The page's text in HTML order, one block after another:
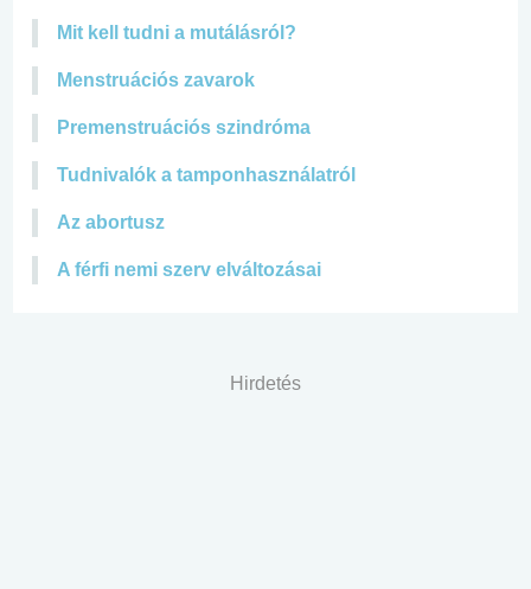
Mit kell tudni a mutálásról?
Menstruációs zavarok
Premenstruációs szindróma
Tudnivalók a tamponhasználatról
Az abortusz
A férfi nemi szerv elváltozásai
Hirdetés